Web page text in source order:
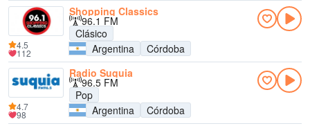
Shopping Classics
96.1 FM
Clásico
Argentina
Córdoba
4.5
112
Radio Suquia
96.5 FM
Pop
Argentina
Córdoba
4.7
98